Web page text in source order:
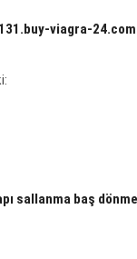
viagra-
sallanma baş